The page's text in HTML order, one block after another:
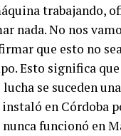
trabajando,
nada. No nos
que esto no
Esto significa
se suceden
instaló en Córdoba
funcionó en